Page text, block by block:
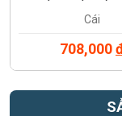
Cái
708,000